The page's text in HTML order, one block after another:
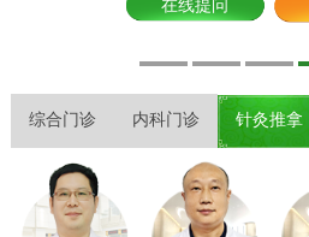
在线提问
综合门诊 内科门诊 针灸推拿